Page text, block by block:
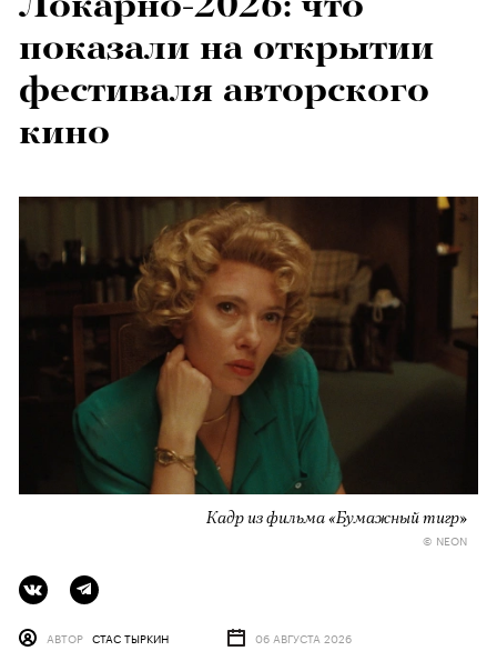
показали на открытии
фестиваля авторского
кино
Кадр из фильма «Бумажный тигр»
© NEON
АВТОР СТАС ТЫРКИН 06 АВГУСТА 2026